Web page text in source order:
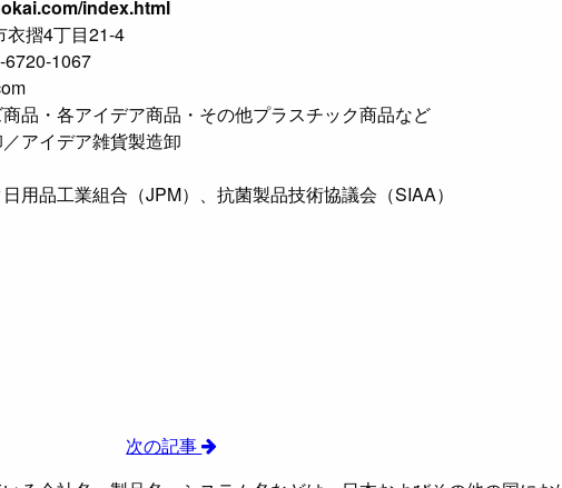
index.html
摺4丁目21-4
1067
品・各アイデア商品・その他プラスチック商品など
アイデア雑貨製造卸
用品工業組合（JPM）、抗菌製品技術協議会（SIAA）
次の記事